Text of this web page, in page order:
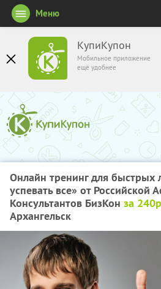
КупиКупон
Мобильное приложение
ещё удобнее
Меню
Онлайн тренинг для быстрых
успевать все» от Российской
Консультантов БизКон за
Архангельск